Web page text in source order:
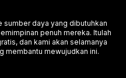
daya yang dibutuhkan
penuh mereka. Itulah
dan kami akan selamanya
membantu mewujudkan ini.